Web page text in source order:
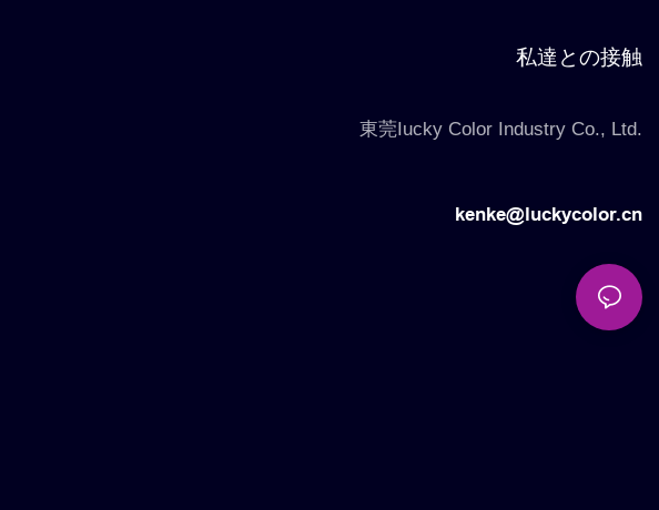
私達との接触
東莞Iucky Color Industry Co., Ltd.
kenke@luckycolor.cn